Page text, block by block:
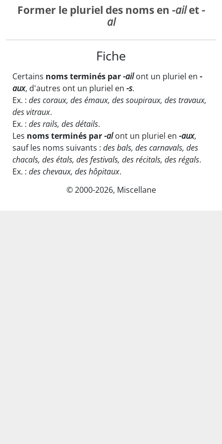
Former le pluriel des noms en -ailet-
al
Fiche
Certains noms terminés par-ailont un pluriel en -
aux, d'autres ont un pluriel en -s.
Ex. : des coraux, des émaux, des soupiraux, des travaux,
des vitraux.
Ex. : des rails, des détails.
Les noms terminés par-alont un pluriel en -aux,
sauf les noms suivants : des bals, des carnavals, des
chacals, des étals, des festivals, des récitals, des régals.
Ex. : des chevaux, des hôpitaux.
© 2000-2026, Miscellane